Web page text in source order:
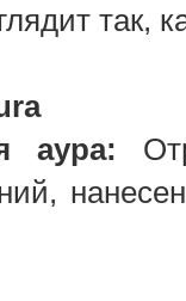
так,
аура: